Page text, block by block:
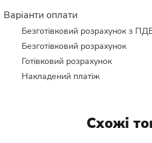
Варіанти оплати
Безготівковий розрахунок з
Безготівковий розрахунок
Готівковий розрахунок
Накладений платіж
Схожі